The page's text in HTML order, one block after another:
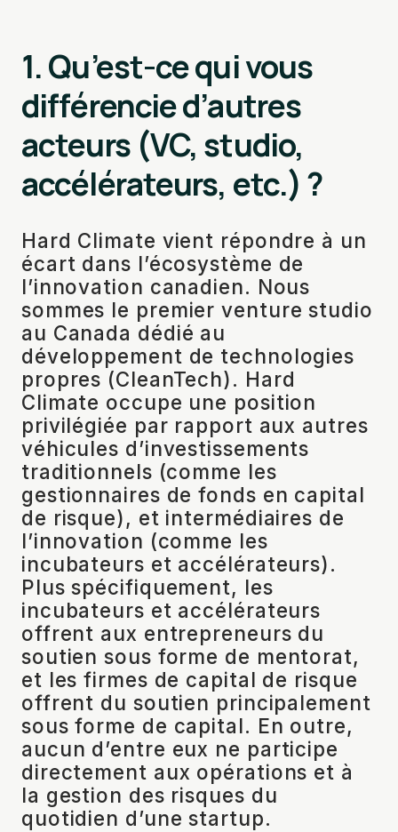
1. Qu’est-ce qui vous
différencie d’autres
acteurs (VC, studio,
accélérateurs, etc.) ?
Hard Climate vient répondre à un
écart dans l’écosystème de
l’innovation canadien. Nous
sommes le premier venture studio
au Canada dédié au
développement de technologies
propres (CleanTech). Hard
Climate occupe une position
privilégiée par rapport aux autres
véhicules d’investissements
traditionnels (comme les
gestionnaires de fonds en capital
de risque), et intermédiaires de
l’innovation (comme les
incubateurs et accélérateurs).
Plus spécifiquement, les
incubateurs et accélérateurs
offrent aux entrepreneurs du
soutien sous forme de mentorat,
et les firmes de capital de risque
offrent du soutien principalement
sous forme de capital. En outre,
aucun d’entre eux ne participe
directement aux opérations et à
la gestion des risques du
quotidien d’une startup.